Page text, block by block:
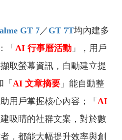
GT 7／ GT 7T均內建多
「 AI 行事曆活動 」，用戶
取螢幕資訊，自動建立提
「 AI 文章摘要 」能自動整
用戶掌握核心內容；「 AI
吸睛的社群文案，對於數
，都能大幅提升效率與創